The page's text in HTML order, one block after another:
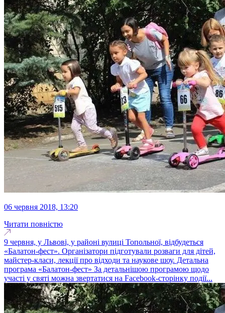
06 червня 2018, 13:20
Читати повністю
9 червня, у Львові, у районі вулиці Топольної, відбудеться
«Балатон-фест». Організатори підготували розваги для дітей,
майстер-класи, лекції про відходи та наукове шоу. Детальна
програма «Балатон-фест» За детальнішою програмою щодо
участі у святі можна звертатися на Facebook-сторінку події...